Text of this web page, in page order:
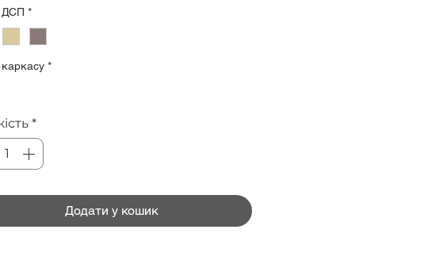
ДСП *
каркасу *
*
Додати у кошик